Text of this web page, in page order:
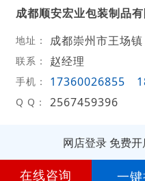
成都顺安宏业包装制品
地址： 成都崇州市王场镇
联系： 赵经理
手机： 17360026855
Q Q： 2567459396
网店登录 免费
在线咨询 一